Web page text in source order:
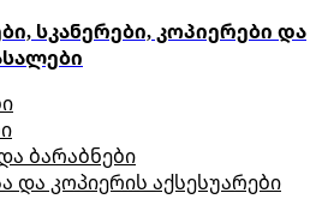
სკანერები, კოპიერები და
ბარაბნები
და კოპიერის აქსესუარები